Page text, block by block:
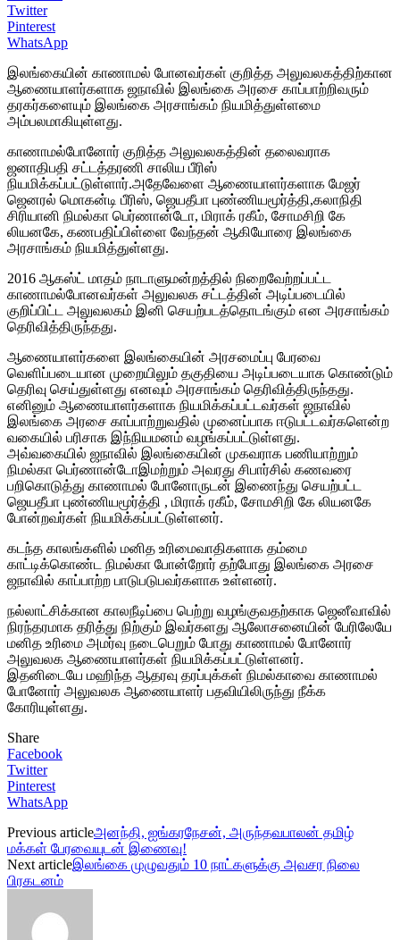
Twitter
Pinterest
WhatsApp
இலங்கையின் காணாமல் போனவர்கள் குறித்த அலுவலகத்திற்கான
ஆணையாளர்களாக ஜநாவில் இலங்கை அரசை காப்பாற்றிவரும்
தரகர்களையும் இலங்கை அரசாங்கம் நியமித்துள்ளமை
அம்பலமாகியுள்ளது.
காணாமல்போனோர் குறித்த அலுவலகத்தின் தலைவராக
ஜனாதிபதி சட்டத்தரணி சாலிய பீரிஸ்
நியமிக்கப்பட்டுள்ளார்.அதேவேளை ஆணையாளர்களாக மேஜர்
ஜெனரல் மொகன்டி பீரிஸ், ஜெயதீபா புண்ணியமூர்த்தி,கலாநிதி
சிரியானி நிமல்கா பெர்ணான்டோ, மிராக் ரகீம், சோமசிறி கே
லியனகே, கணபதிப்பிள்ளை வேந்தன் ஆகியோரை இலங்கை
அரசாங்கம் நியமித்துள்ளது.
2016 ஆகஸ்ட் மாதம் நாடாளுமன்றத்தில் நிறைவேற்றப்பட்ட
காணாமல்போனவர்கள் அலுவலக சட்டத்தின் அடிப்படையில்
குறிப்பிட்ட அலுவலகம் இனி செயற்படத்தொடங்கும் என அரசாங்கம்
தெரிவித்திருந்தது.
ஆணையாளர்களை இலங்கையின் அரசமைப்பு பேரவை
வெளிப்படையான முறையிலும் தகுதியை அடிப்படையாக கொண்டும்
தெரிவு செய்துள்ளது எனவும் அரசாங்கம் தெரிவித்திருந்தது.
எனினும் ஆணையாளர்களாக நியமிக்கப்பட்டவர்கள் ஜநாவில்
இலங்கை அரசை காப்பாற்றுவதில் முனைப்பாக ஈடுபட்டவர்களென்ற
வகையில் பரிசாக இந்நியமனம் வழங்கப்பட்டுள்ளது.
அவ்வகையில் ஜநாவில் இலங்கையின் முகவராக பணியாற்றும்
நிமல்கா பெர்ணான்டோஇமற்றும் அவரது சிபார்சில் கணவரை
பறிகொடுத்து காணாமல் போனோருடன் இணைந்து செயற்பட்ட
ஜெயதீபா புண்ணியமூர்த்தி , மிராக் ரகீம், சோமசிறி கே லியனகே
போன்றவர்கள் நியமிக்கப்பட்டுள்ளனர்.
கடந்த காலங்களில் மனித உரிமைவாதிகளாக தம்மை
காட்டிக்கொண்ட நிமல்கா போன்றோர் தற்போது இலங்கை அரசை
ஜநாவில் காப்பாற்ற பாடுபடுபவர்களாக உள்ளனர்.
நல்லாட்சிக்கான காலநீடிப்பை பெற்று வழங்குவதற்காக ஜெனீவாவில்
நிரந்தரமாக தரித்து நிற்கும் இவர்களது ஆலோசனையின் பேரிலேயே
மனித உரிமை அமர்வு நடைபெறும் போது காணாமல் போனோர்
அலுவலக ஆணையாளர்கள் நியமிக்கப்பட்டுள்ளனர்.
இதனிடையே மஹிந்த ஆதரவு தரப்புக்கள் நிமல்காவை காணாமல்
போனோர் அலுவலக ஆணையாளர் பதவியிலிருந்து நீக்க
கோரியுள்ளது.
Share
Facebook
Twitter
Pinterest
WhatsApp
Previous articleஅனந்தி, ஐங்கரநேசன், அருந்தவபாலன் தமிழ்
மக்கள் பேரவையுடன் இணைவு!
Next articleஇலங்கை முழுவதும் 10 நாட்களுக்கு அவசர நிலை
பிரகடனம்